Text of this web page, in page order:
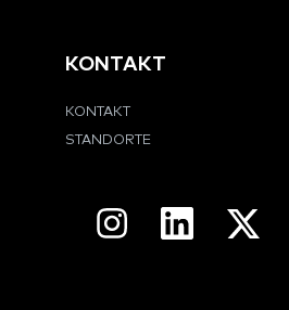
KONTAKT
KONTAKT
STANDORTE